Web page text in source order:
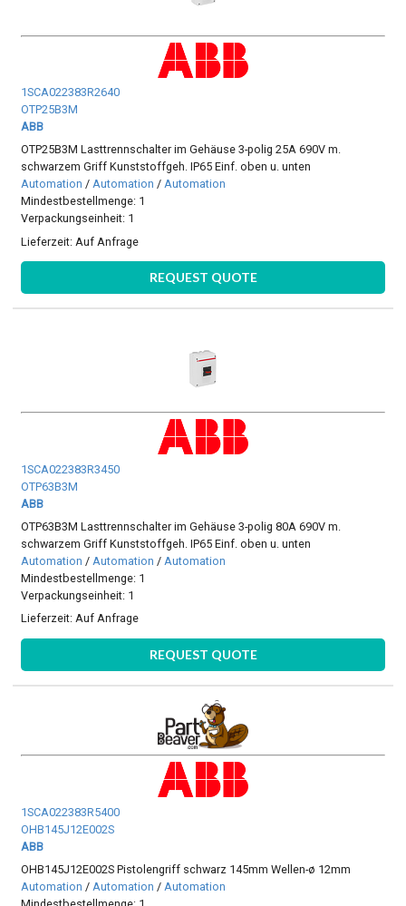
1SCA022383R2640
OTP25B3M
ABB
OTP25B3M Lasttrennschalter im Gehäuse 3-polig 25A 690V m.
schwarzem Griff Kunststoffgeh. IP65 Einf. oben u. unten
Automation /Automation /Automation
Mindestbestellmenge: 1
Verpackungseinheit: 1
Lieferzeit: Auf Anfrage
REQUEST QUOTE
1SCA022383R3450
OTP63B3M
ABB
OTP63B3M Lasttrennschalter im Gehäuse 3-polig 80A 690V m.
schwarzem Griff Kunststoffgeh. IP65 Einf. oben u. unten
Automation / Automation / Automation
Mindestbestellmenge: 1
Verpackungseinheit: 1
Lieferzeit:Auf Anfrage
REQUEST QUOTE
1SCA022383R5400
OHB145J12E002S
ABB
OHB145J12E002S Pistolengriff schwarz 145mm Wellen-ø 12mm
Automation / Automation / Automation